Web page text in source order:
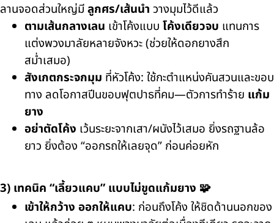
ลานจอดส่วนใหญ่มีลูกศร/เส้นนำ วางมุมไว้ดีแล้ว
ตามเส้นกลางเลน เข้าโค้งแบบ โค้งเดียวจบ แทนการ
แต่งพวงมาลัยหลายจังหวะ (ช่วยให้ดอกยางสึก
สม่ำเสมอ)
สังเกตกระจกมุม ที่หัวโค้ง: ใช้กะตำแหน่งคันสวนและขอบ
ทาง ลดโอกาสปีนขอบฟุตปาธที่คม—ตัวการทำร้าย แก้ม
ยาง
อย่าตัดโค้ง เว้นระยะจากเสา/ผนังไว้เสมอ ยิ่งรถฐานล้อ
ยาว ยิ่งต้อง “ออกรถให้เลยจุด” ก่อนค่อยหัก
3) เทคนิค “เลี้ยวแคบ” แบบไม่ขูดแก้มยาง 🧩
เข้าให้กว้าง ออกให้แคบ: ก่อนถึงโค้ง ให้ชิดด้านนอกของ